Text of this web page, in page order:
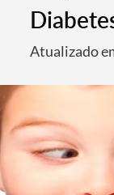
Atualizado